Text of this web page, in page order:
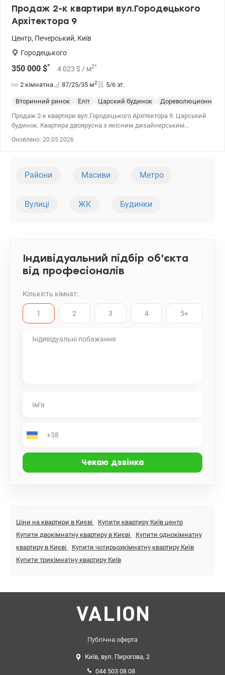
Продаж 2-к квартири вул.Городецького
Архітектора 9
Центр, Печерський, Київ
Городецького
350 000 $* 4 023 $ / м2*
2 кімнатна 87/25/35 м2 5/6 эт.
Вторинний ринок Еліт Царский будинок
Дореволюционный
Продаж 2-к квартири вул.Городецького Архітектора 9. Царський
будинок. Квартира двоярусна з якісним дизайнерським
Незалежності. Доглянута прибудинкова територія. Розвинена
valion.ua/1138947
Оновлено: 20.05.2026
Райони Масиви Метро
Вулиці ЖК Будинки
Індивідуальний підбір об'єкта
від професіоналів
Кількість кімнат:
1 2 3 4 5+
Ціни на квартири в Києві
Купити квартиру Київ центр
Купити двокімнатну квартиру в Києві
Купити однокімнатну
квартиру в Києві
Купити чотирьохкімнатну квартиру Київ
Купити трикімнатну квартиру Київ
Публічна оферта
Київ, вул. Пирогова, 2
044 503 08 08